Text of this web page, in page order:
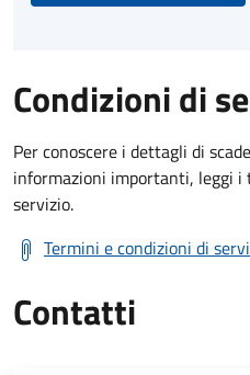
Condizioni di
Per conoscere i dettagli di
informazioni importanti, leggi i
servizio.
Termini e condizioni di
Contatti